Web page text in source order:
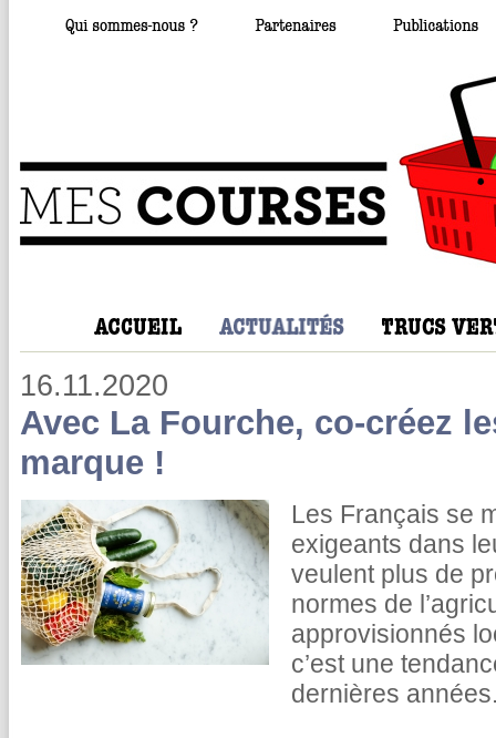
16.11.2020
Avec La Fourche, co-créez
marque !
Les Français se
exigeants dans
veulent plus de
normes de
approvisionnés
c’est une
dernières